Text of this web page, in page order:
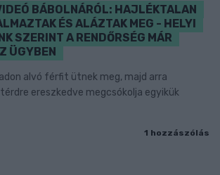
BÁBOLNÁRÓL: HAJLÉKTALAN
ÉS ALÁZTAK MEG - HELYI
SZERINT A RENDŐRSÉG MÁR
ÜGYBEN
alvó férfit ütnek meg, majd arra
ereszkedve megcsókolja egyikük
1 hozzászólás